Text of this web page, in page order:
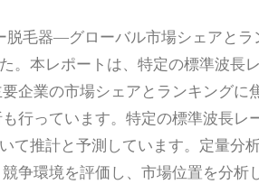
脱毛器―グローバル市場シェアと
。本レポートは、特定の標準波長
企業の市場シェアとランキングに
行っています。特定の標準波長レ
て推計と予測しています。定量分
争環境を評価し、市場位置を分析